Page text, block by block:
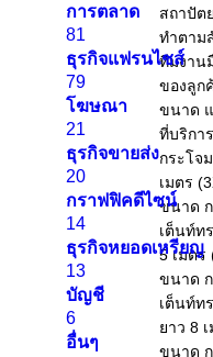
การตลาด
81
ธุรกิจแฟรนไชส์
79
โฆษณา
21
ธุรกิจขายส่ง
20
กราฟฟิคดีไซน์
14
ธุรกิจหยอดเหรียญ
13
บัญชี
6
อื่นๆ